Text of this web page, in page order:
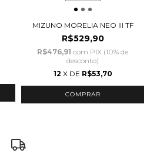
MIZUNO MORELIA NEO III TF
R$529,90
R$476,91 com PIX (10% de
desconto)
12 X DE R$53,70
COMPRAR